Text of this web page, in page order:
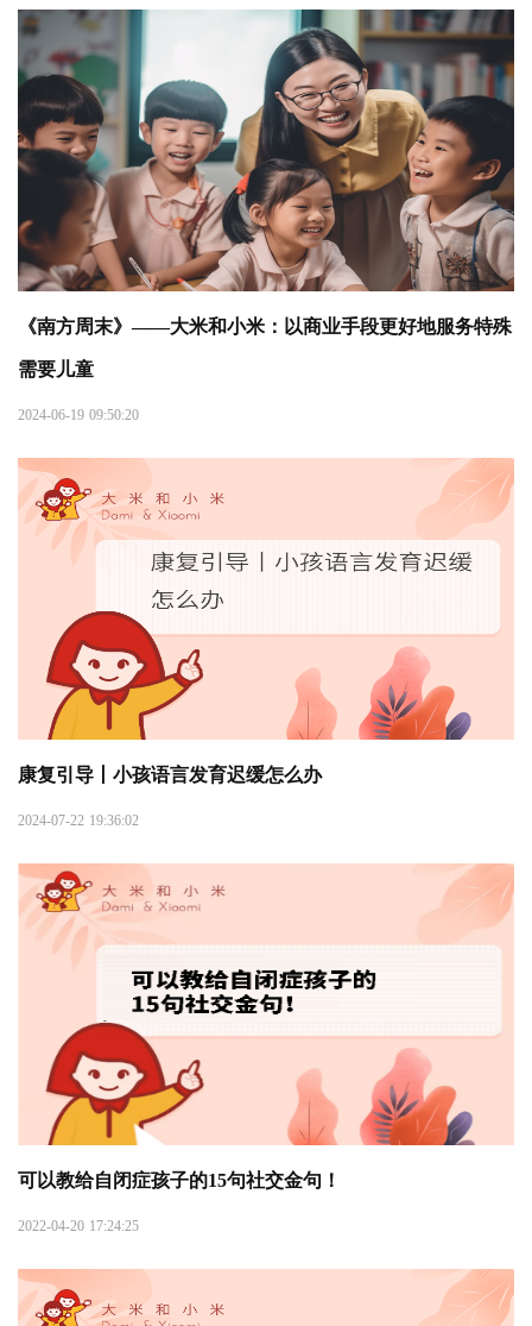
《南方周末》——大米和小米：以商业手段更好地服务特殊
需要儿童
2024-06-19 09:50:20
康复引导丨小孩语言发育迟缓怎么办
2024-07-22 19:36:02
可以教给自闭症孩子的15句社交金句！
2022-04-20 17:24:25